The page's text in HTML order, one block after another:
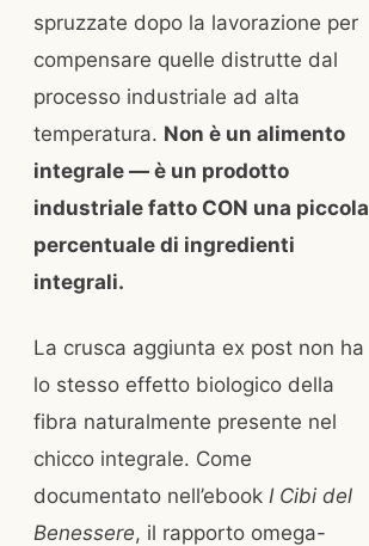
spruzzate dopo la lavorazione per
compensare quelle distrutte dal
processo industriale ad alta
temperatura. Non è un alimento
integrale — è un prodotto
industriale fatto CON una piccola
percentuale di ingredienti
integrali.
La crusca aggiunta ex post non ha
lo stesso effetto biologico della
fibra naturalmente presente nel
chicco integrale. Come
documentato nell’ebook I Cibi del
Benessere, il rapporto omega-